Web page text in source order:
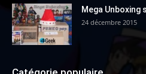
Mega Unboxing
24 décembre 2015